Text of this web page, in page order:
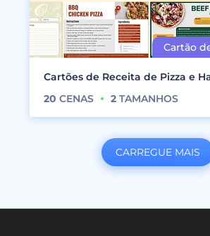
Cartões de Receita de Pizza e
20 CENAS 2 TAMANHOS
CARREGUE MAIS